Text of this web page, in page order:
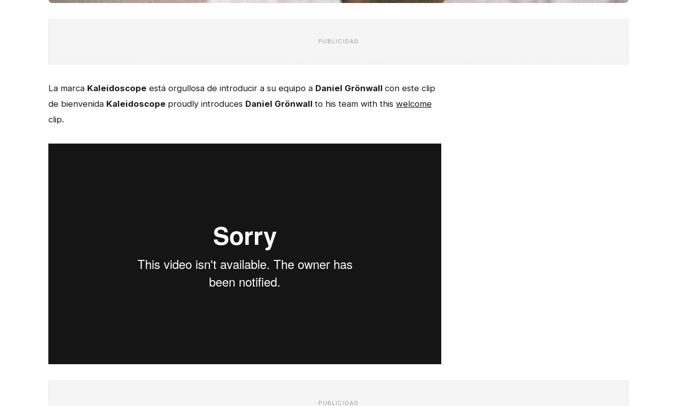
PUBLICIDAD
La marca Kaleidoscope está orgullosa de introducir a su equipo a Daniel Grönwall con este clip
de bienvenida Kaleidoscope proudly introduces Daniel Grönwall to his team with this welcome
clip.
PUBLICIDAD